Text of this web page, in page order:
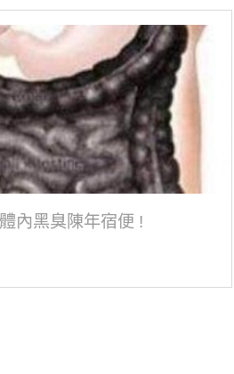
內黑臭陳年宿便 !